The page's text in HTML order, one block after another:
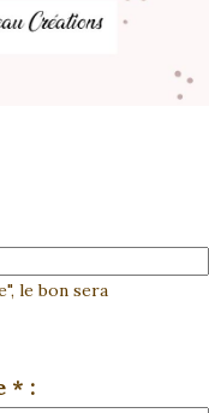
le bon sera
* :